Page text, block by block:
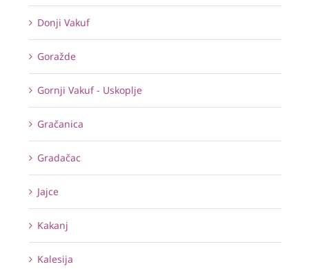
Donji Vakuf
Goražde
Gornji Vakuf - Uskoplje
Gračanica
Gradačac
Jajce
Kakanj
Kalesija